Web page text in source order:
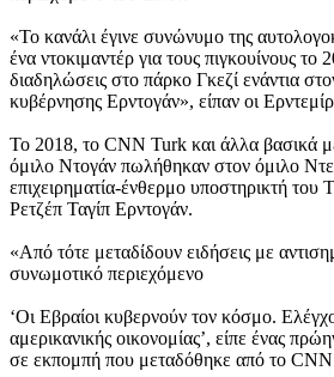
«Το κανάλι έγινε συνώνυμο της
ένα ντοκιμαντέρ για τους πιγκουίνους το
διαδηλώσεις στο πάρκο Γκεζί ενάντια
κυβέρνησης Ερντογάν», είπαν οι
Το 2018, το CNN Turk και άλλα βασικά
όμιλο Ντογάν πωλήθηκαν στον όμιλο
επιχειρηματία-ένθερμο υποστηρικτή
Ρετζέπ Ταγίπ Ερντογάν.
«Από τότε μεταδίδουν ειδήσεις με
συνωμοτικό περιεχόμενο
‘Οι Εβραίοι κυβερνούν τον κόσμο.
αμερικανικής οικονομίας’, είπε ένας
σε εκπομπή που μεταδόθηκε από το CNN